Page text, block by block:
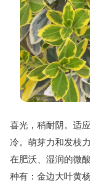
喜光，稍耐阴。适
冷。萌芽力和发枝
在肥沃、湿润的微
种有：金边大叶黄